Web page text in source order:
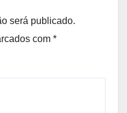
será publicado.
com *